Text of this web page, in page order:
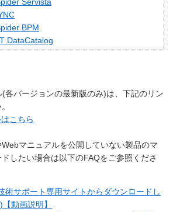
Servista
BPM
DataCatalog
各バージョンの最新版のみ)は、下記のリン
こちら
マニュアルを公開していない製品のマ
したい場合は以下のFAQをご参照くださ
術サポート専用サイトからダウンロードし
動画説明】